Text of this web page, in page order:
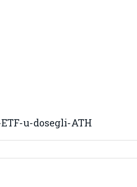
u-dosegli-ATH